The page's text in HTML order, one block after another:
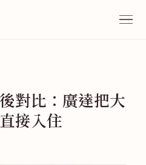
對比：廣達把大
接入住